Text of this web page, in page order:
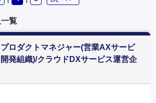
覧
プロダクトマネジャー(営業AXサービ
発組織)/クラウドDXサービス運営企